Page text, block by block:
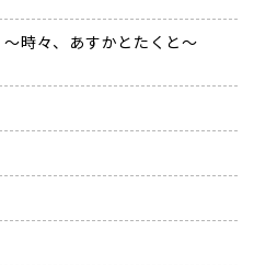
時々、あすかとたくと～